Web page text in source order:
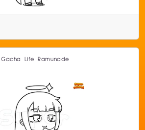
Gacha Life Ramunade